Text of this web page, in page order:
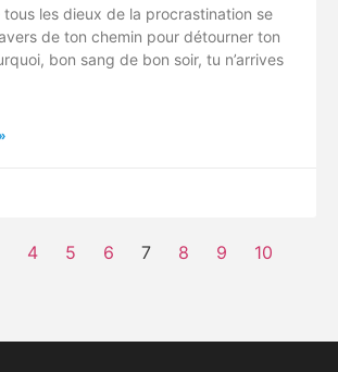
tous les dieux de la procrastination se
de ton chemin pour détourner ton
bon sang de bon soir, tu n’arrives
4 5 6 7 8 9 10